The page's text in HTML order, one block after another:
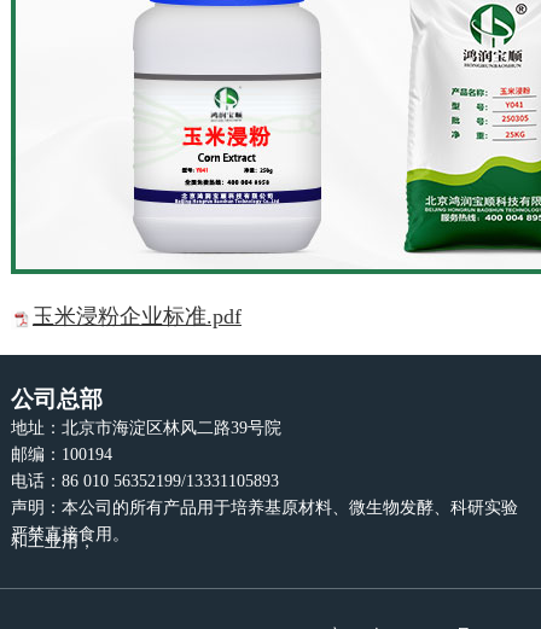
玉米浸粉企业标准.pdf
公司总部
地址：北京市海淀区林风二路39号院
邮编：100194
电话：86 010 56352199/13331105893
声明：本公司的所有产品用于培养基原材料、微生物发酵、科研实验
和工业用，
严禁直接食用。